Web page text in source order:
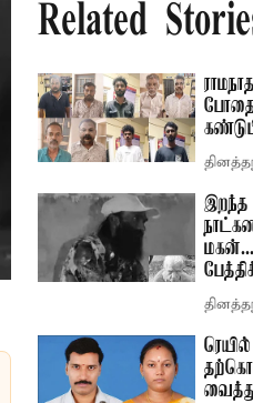
Related